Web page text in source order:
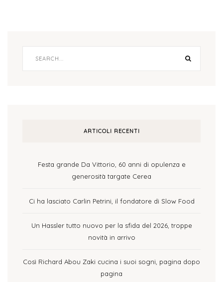
ARTICOLI RECENTI
Festa grande Da Vittorio, 60 anni di opulenza e
generosità targate Cerea
Ci ha lasciato Carlin Petrini, il fondatore di Slow Food
Un Hassler tutto nuovo per la sfida del 2026, troppe
novità in arrivo
Così Richard Abou Zaki cucina i suoi sogni, pagina dopo
pagina